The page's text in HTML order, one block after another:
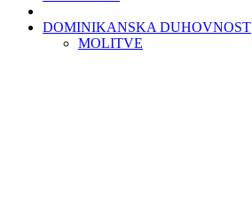
DOMINIKANSKA DUHOVNOST
MOLITVE